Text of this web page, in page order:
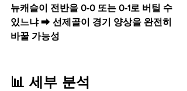
뉴캐슬이 전반을 0-0 또는 0-1로 버틸 수
있느냐 ➡ 선제골이 경기 양상을 완전히
바꿀 가능성
📊 세부 분석